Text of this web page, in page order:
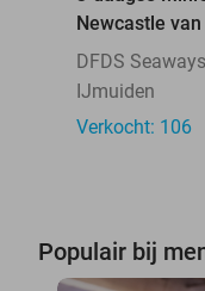
Newcastle
DFDS Seaways
IJmuiden
Verkocht: 106
Populair bij